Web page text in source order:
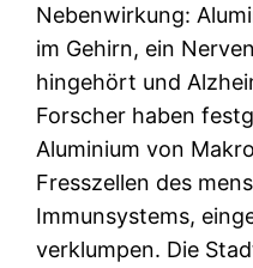
Nebenwirkung:
im Gehirn, ein
hingehört und
Forscher haben
Aluminium von
Fresszellen des
Immunsystems,
verklumpen. Die